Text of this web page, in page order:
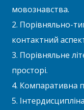
мовознавства.
2. Порівняльно-
контактний
3. Порівняльне
просторі.
4. Компаративна
5.